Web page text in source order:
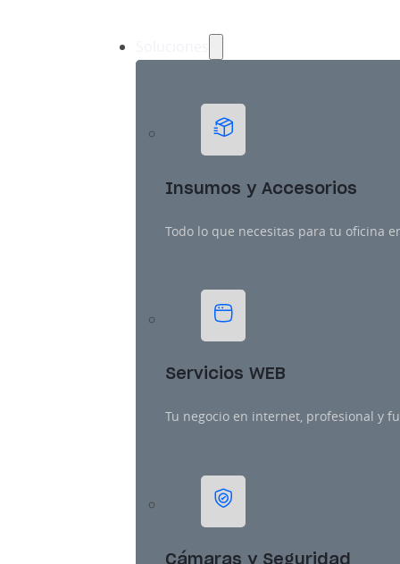
Insumos y Accesorios
Todo lo que necesitas para tu oficina
Servicios WEB
Tu negocio en internet, profesional y
Cámaras y Seguridad